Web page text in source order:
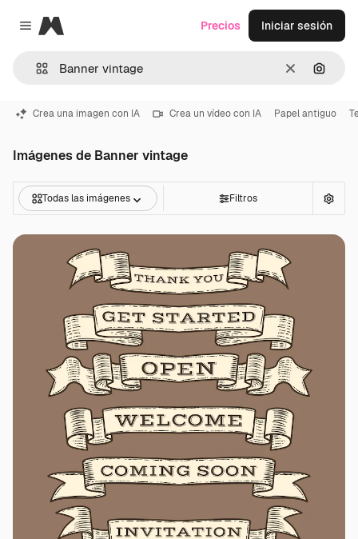
Close menu
Magnific
Borrar
Precios Iniciar sesión
Crea una imagen con IA Crea un vídeo con IA Papel antiguo
Imágenes de Banner vintage
Todas las imágenes Filtros